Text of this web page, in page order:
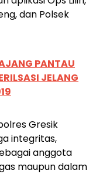
dan Polsek
PANTAU
JELANG
Gresik
integritas,
anggota
maupun dalam